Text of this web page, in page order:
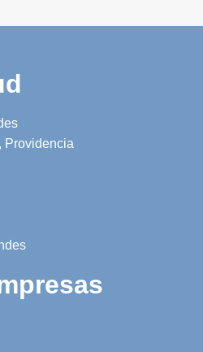
Providencia